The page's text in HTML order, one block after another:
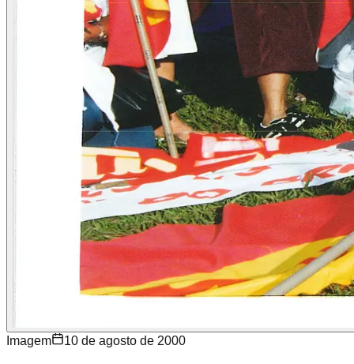
Imagem 10 de agosto de 2000